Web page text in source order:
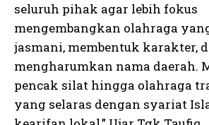
seluruh pihak agar lebih fokus
mengembangkan olahraga
jasmani, membentuk karakter,
mengharumkan nama daerah.
pencak silat hingga olahraga
yang selaras dengan syariat